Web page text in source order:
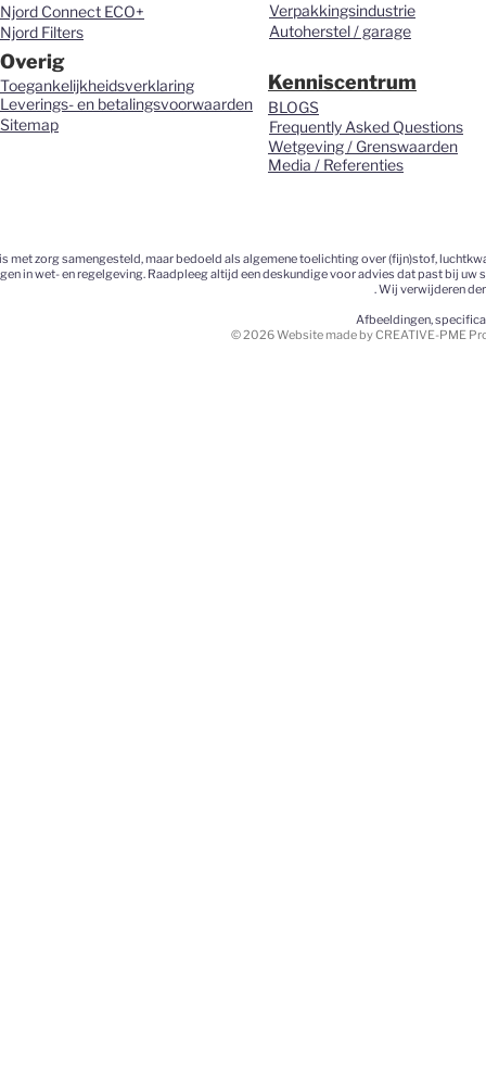
Njord Connect ECO+
Njord Filters
Overig
Toegankelijkheidsverklaring
Leverings- en betalingsvoorwaarden
Sitemap
Verpakkingsindustrie
Autoherstel / garage
Kenniscentrum
BLOGS
Frequently Asked Questions
Wetgeving / Grenswaarden
Media / Referenties
met zorg samengesteld, maar bedoeld als algemene toelichting over (fijn)stof,
in wet- en regelgeving. Raadpleeg altijd een deskundige voor advies dat past bij
. Wij verwijderen
Afbeeldingen,
© 2026 Website made by CREATIVE-PME